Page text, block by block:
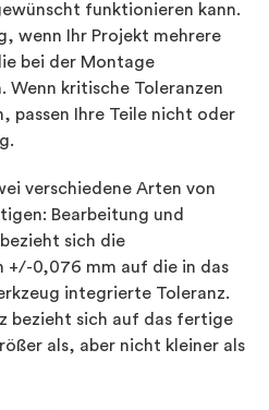
funktionieren kann.
wenn Ihr Projekt mehrere
bei der Montage
Wenn kritische Toleranzen
passen Ihre Teile nicht oder
verschiedene Arten von
Bearbeitung und
sich die
+/-0,076 mm auf die in das
integrierte Toleranz.
bezieht sich auf das fertige
als, aber nicht kleiner als